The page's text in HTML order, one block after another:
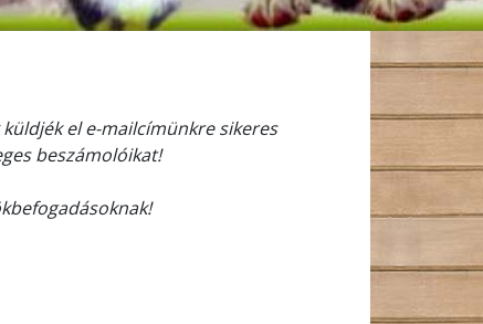
el e-mailcímünkre sikeres
beszámolóikat!